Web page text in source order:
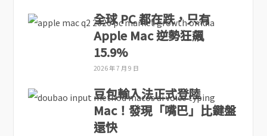
全球 PC 都在跌，只有
Apple Mac 逆勢狂飆
15.9%
2026 年 7 月 9 日
豆包輸入法正式登陸
Mac！發現「嘴巴」比鍵盤
還快